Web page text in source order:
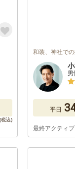
和装、神社で
男
平日
最終アクティ